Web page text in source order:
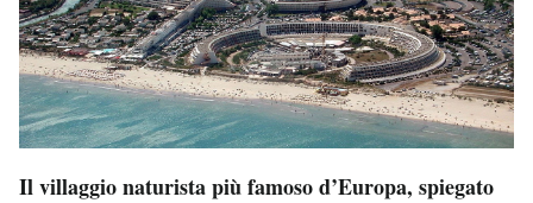
Il villaggio naturista più famoso d’Europa, spiegato